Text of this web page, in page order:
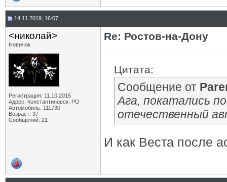
14.11.2019, 16:07
<николай>
Новичок
Регистрация: 11.10.2015
Адрес: Константиновск, РО
Автомобиль: 111730
Возраст: 37
Сообщений: 21
Re: Ростов-на-Дону
Цитата:
Сообщение от
Ага, покатались
отечественный
И как Веста после